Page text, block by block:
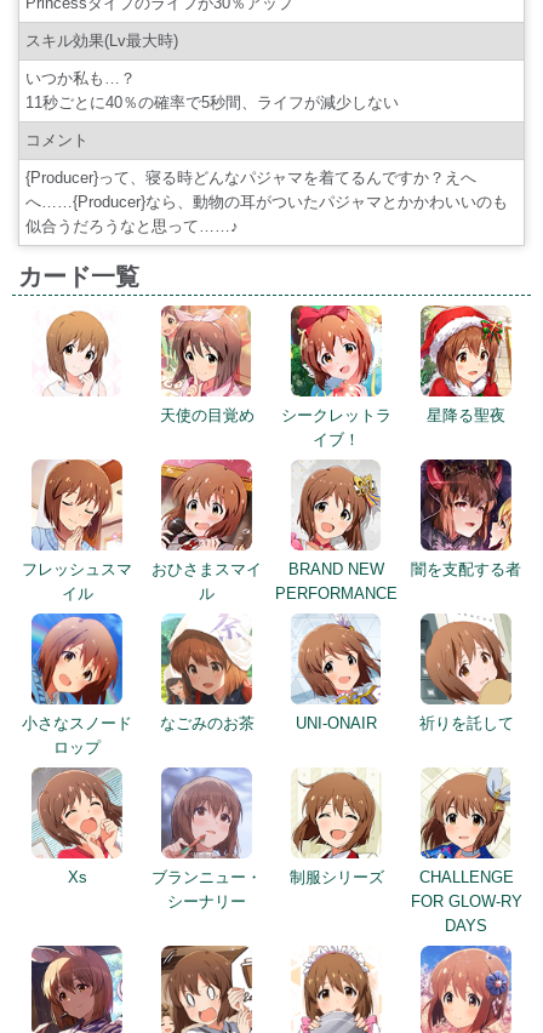
スキル効果(Lv最大時)
いつか私も…？
11秒ごとに40％の確率で5秒間、ライフが減少しない
コメント
{Producer}って、寝る時どんなパジャマを着てるんですか？えへ
へ……{Producer}なら、動物の耳がついたパジャマとかかわいいのも
似合うだろうなと思って……♪
カード一覧
天使の目覚め
シークレットラ
イブ！
星降る聖夜
フレッシュスマ
イル
おひさまスマイ
ル
BRAND NEW
PERFORMANCE
闇を支配する者
小さなスノード
ロップ
なごみのお茶 UNI-ONAIR 祈りを託して
Xs
ブランニュー・
シーナリー
制服シリーズ
CHALLENGE
FOR GLOW-RY
DAYS